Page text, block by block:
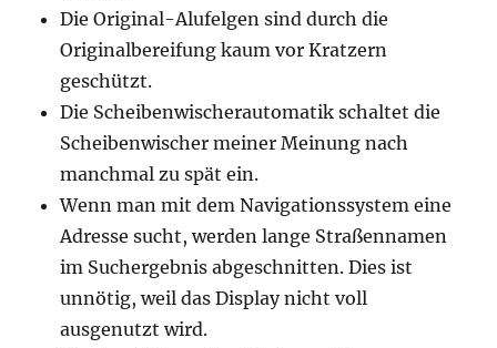
Die Original-Alufelgen sind durch die
Originalbereifung kaum vor Kratzern
geschützt.
Die Scheibenwischerautomatik schaltet die
Scheibenwischer meiner Meinung nach
manchmal zu spät ein.
Wenn man mit dem Navigationssystem eine
Adresse sucht, werden lange Straßennamen
im Suchergebnis abgeschnitten. Dies ist
unnötig, weil das Display nicht voll
ausgenutzt wird.